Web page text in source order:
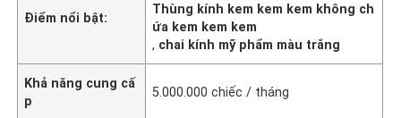
Điểm nổi bật:
Thùng kính kem kem kem không ch
ứa kem kem kem
, chai kính mỹ phẩm màu trắng
Khả năng cung cấ
p
5.000.000 chiếc / tháng